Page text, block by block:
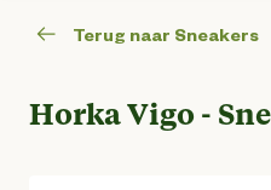
Terug naar Sneakers
Horka Vigo -